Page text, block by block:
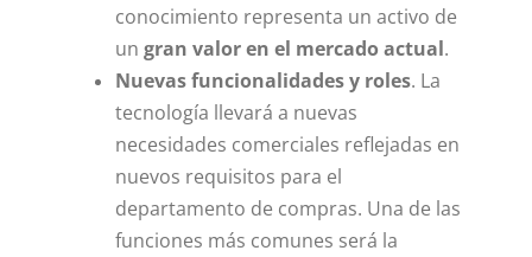
conocimiento representa un activo de
un gran valor en el mercado actual.
Nuevas funcionalidades y roles. La
tecnología llevará a nuevas
necesidades comerciales reflejadas en
nuevos requisitos para el
departamento de compras. Una de las
funciones más comunes será la